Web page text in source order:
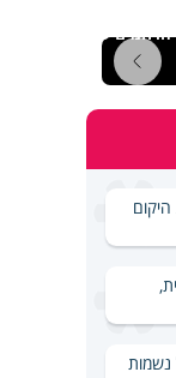
של
נשמות